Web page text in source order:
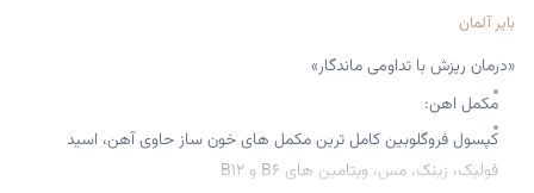
بایر آلمان
«درمان ریزش با تداومی ماندگار»
مکمل اهن:
کپسول فروگلوبین کامل ترین مکمل های خون ساز حاوی آهن، اسید
فولیک، زینک، مس، ویتامین های B۶ و B۱۲